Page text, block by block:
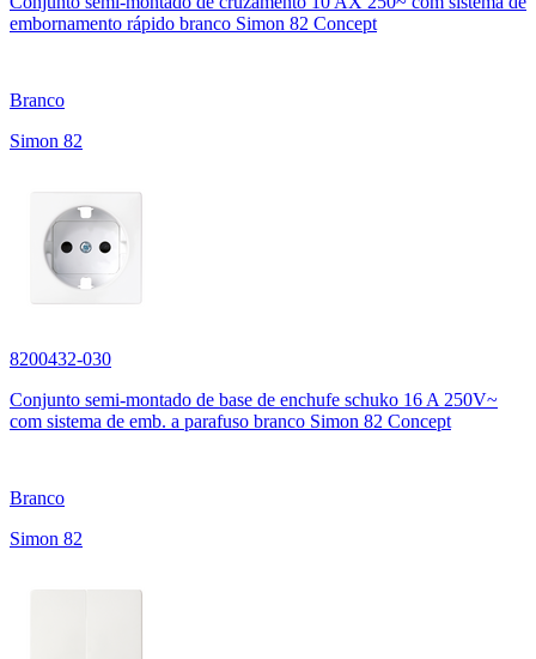
embornamento rápido branco Simon 82 Concept
Branco
Simon 82
8200432-030
Conjunto semi-montado de base de enchufe schuko 16 A 250V~
com sistema de emb. a parafuso branco Simon 82 Concept
Branco
Simon 82